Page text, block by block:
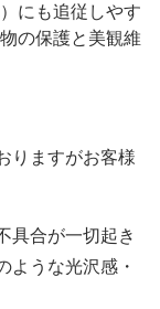
にも追従しやす
の保護と美観維
りますがお客様
具合が一切起き
ような光沢感・